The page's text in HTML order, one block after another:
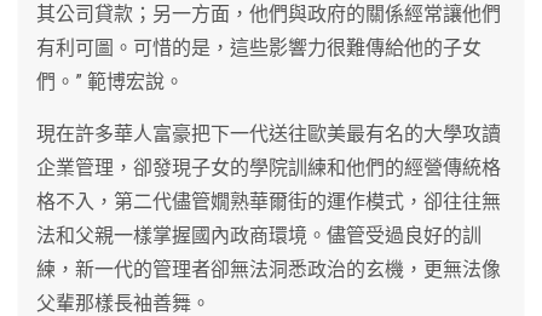
其公司貸款；另一方面，他們與政府的關係經常讓他們
有利可圖。可惜的是，這些影響力很難傳給他的子女
們。” 範博宏說。
現在許多華人富豪把下一代送往歐美最有名的大學攻讀
企業管理，卻發現子女的學院訓練和他們的經營傳統格
格不入，第二代儘管嫺熟華爾街的運作模式，卻往往無
法和父親一樣掌握國內政商環境。儘管受過良好的訓
練，新一代的管理者卻無法洞悉政治的玄機，更無法像
父輩那樣長袖善舞。